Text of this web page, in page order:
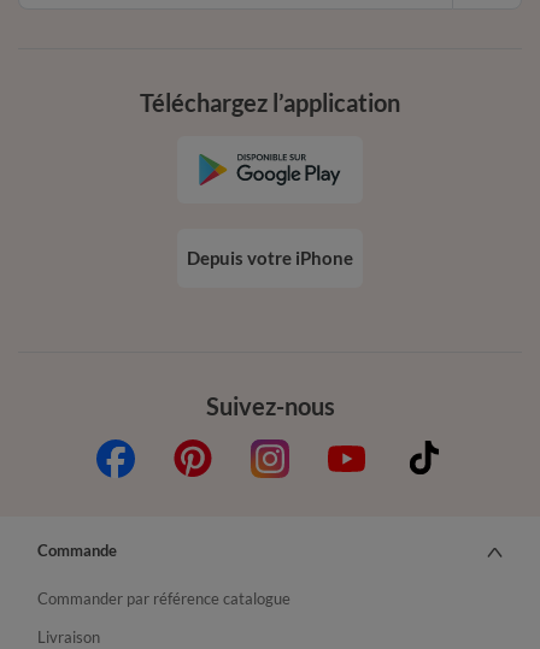
Suivez-nous
Téléchargez l’application
Depuis votre iPhone
Commande
Commander par référence catalogue
Livraison